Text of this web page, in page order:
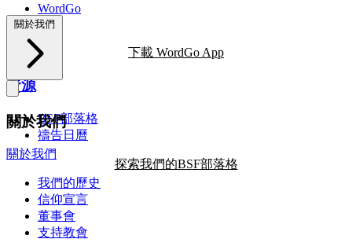
WordGo
課程
下載 WordGo App
資源
BSF部落格
禱告日曆
探索我們的BSF部落格
關於我們
關於我們
關於我們
我們的歷史
信仰宣言
董事會
支持教會